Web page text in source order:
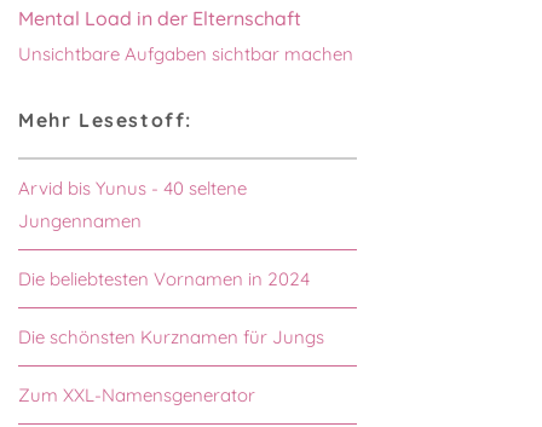
Mental Load in der Elternschaft
Unsichtbare Aufgaben sichtbar machen
Mehr Lesestoff:
Arvid bis Yunus - 40 seltene
Jungennamen
Die beliebtesten Vornamen in 2024
Die schönsten Kurznamen für Jungs
Zum XXL-Namensgenerator